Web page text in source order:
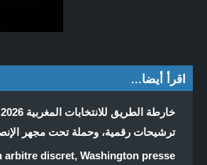
اقرأ أيضا...
ترشيحات رقمية، وحملة تحت مجهر
arbitre discret, Washington presse